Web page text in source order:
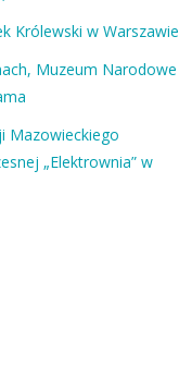
Królewski w Warszawie
Muzeum Narodowe
Mazowieckiego
„Elektrownia” w